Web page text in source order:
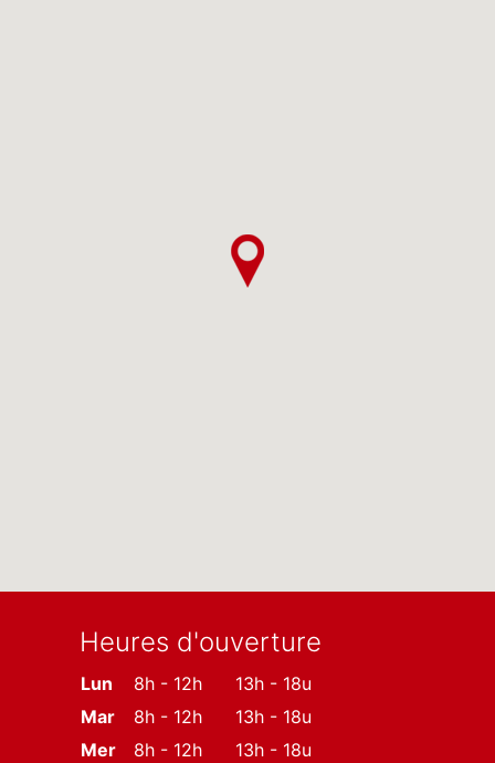
Heures d'ouverture
Lun 8h - 12h
13h - 18u
Mar
8h - 12h
13h - 18u
Mer
8h - 12h
13h - 18u